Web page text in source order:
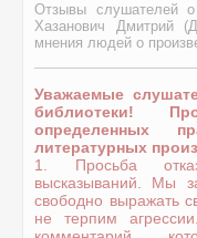
Отзывы слушателей
Хазанович Дмитрий
мнения людей о
Уважаемые
библиотеки!
определенных
литературных
1. Просьба
высказываний. Мы
свободно выражать
не терпим